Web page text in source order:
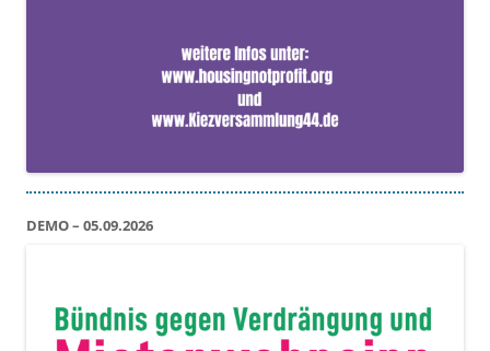
DEMO – 05.09.2026